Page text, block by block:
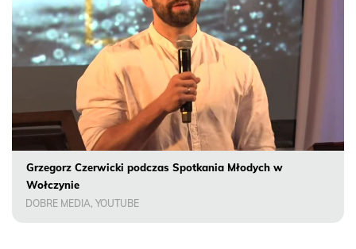
Grzegorz Czerwicki podczas Spotkania Młodych w
Wołczynie
DOBRE MEDIA, YOUTUBE